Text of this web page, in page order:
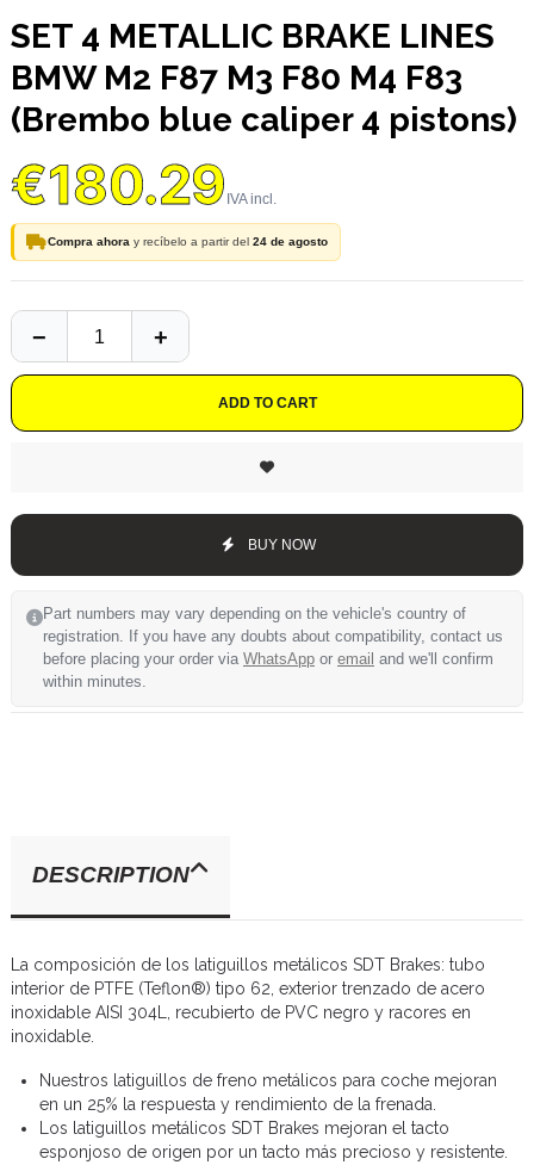
SET 4 METALLIC BRAKE LINES
BMW M2 F87 M3 F80 M4 F83
(Brembo blue caliper 4 pistons)
€180.29
Compra ahora y recíbelo a partir del 24 de agosto
ADD TO CART
BUY NOW
Part numbers may vary depending on the vehicle's country of
registration. If you have any doubts about compatibility, contact us
before placing your order via WhatsApp or email and we'll confirm
within minutes.
DESCRIPTION
La composición de los latiguillos metálicos SDT Brakes: tubo
interior de PTFE (Teflon®) tipo 62, exterior trenzado de acero
inoxidable AISI 304L, recubierto de PVC negro y racores en
inoxidable.
Nuestros latiguillos de freno metálicos para coche mejoran
en un 25% la respuesta y rendimiento de la frenada.
Los latiguillos metálicos SDT Brakes mejoran el tacto
esponjoso de origen por un tacto más precioso y resistente.